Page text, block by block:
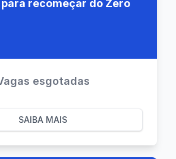
recomeçar do Zero
esgotadas
SAIBA MAIS